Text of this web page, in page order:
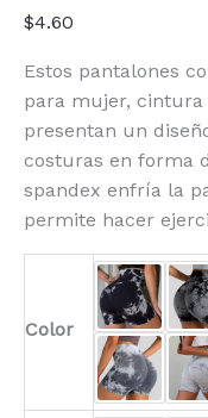
$4.60
Estos pantalones
para mujer, cintura
presentan un
costuras en forma
spandex enfría la
permite hacer
Color